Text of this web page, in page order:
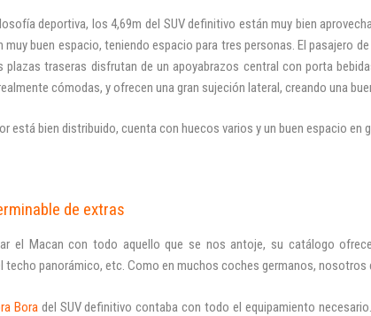
deportiva, los 4,69m del SUV definitivo están muy bien
muy buen espacio, teniendo espacio para tres personas. El pasajero
plazas traseras disfrutan de un apoyabrazos central con porta
cómodas, y ofrecen una gran sujeción lateral, creando una
está bien distribuido, cuenta con huecos varios y un buen espacio
de extras
el Macan con todo aquello que se nos antoje, su catálogo
techo panorámico, etc. Como en muchos coches germanos,
Bora del SUV definitivo contaba con todo el equipamiento